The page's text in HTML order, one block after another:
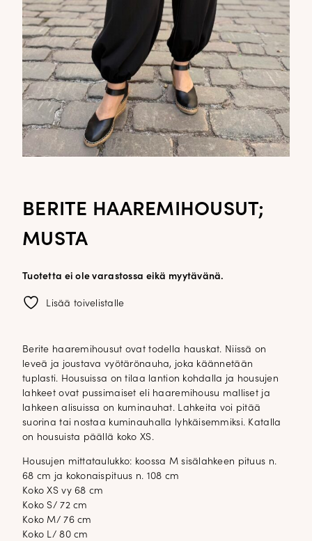
BERITE HAAREMIHOUSUT;
MUSTA
Tuotetta ei ole varastossa eikä myytävänä.
Lisää toivelistalle
Berite haaremihousut ovat todella hauskat. Niissä on
leveä ja joustava vyötärönauha, joka käännetään
tuplasti. Housuissa on tilaa lantion kohdalla ja housujen
lahkeet ovat pussimaiset eli haaremihousu malliset ja
lahkeen alisuissa on kuminauhat. Lahkeita voi pitää
suorina tai nostaa kuminauhalla lyhkäisemmiksi. Katalla
on housuista päällä koko XS.
Housujen mittataulukko: koossa M sisälahkeen pituus n.
68 cm ja kokonaispituus n. 108 cm
Koko XS vy 68 cm
Koko S/ 72 cm
Koko M/ 76 cm
Koko L/ 80 cm